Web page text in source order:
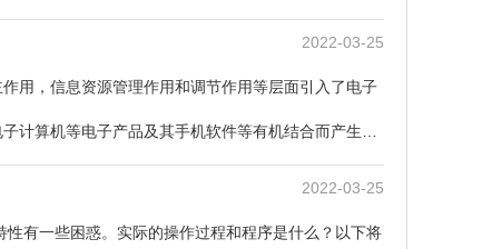
2022-03-25
用，信息资源管理作用和调节作用等层面引入了电子
计算机等电子产品及其手机软件等有机结合而产生河
2022-03-25
有一些困惑。实际的操作过程和程序是什么？以下将